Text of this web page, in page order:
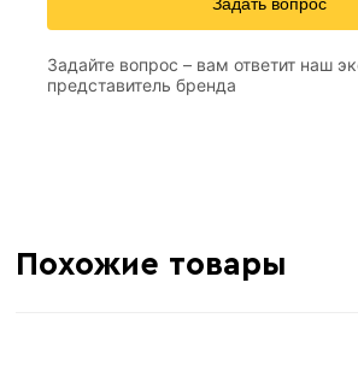
Задайте вопрос – вам ответит наш
представитель бренда
Похожие товары